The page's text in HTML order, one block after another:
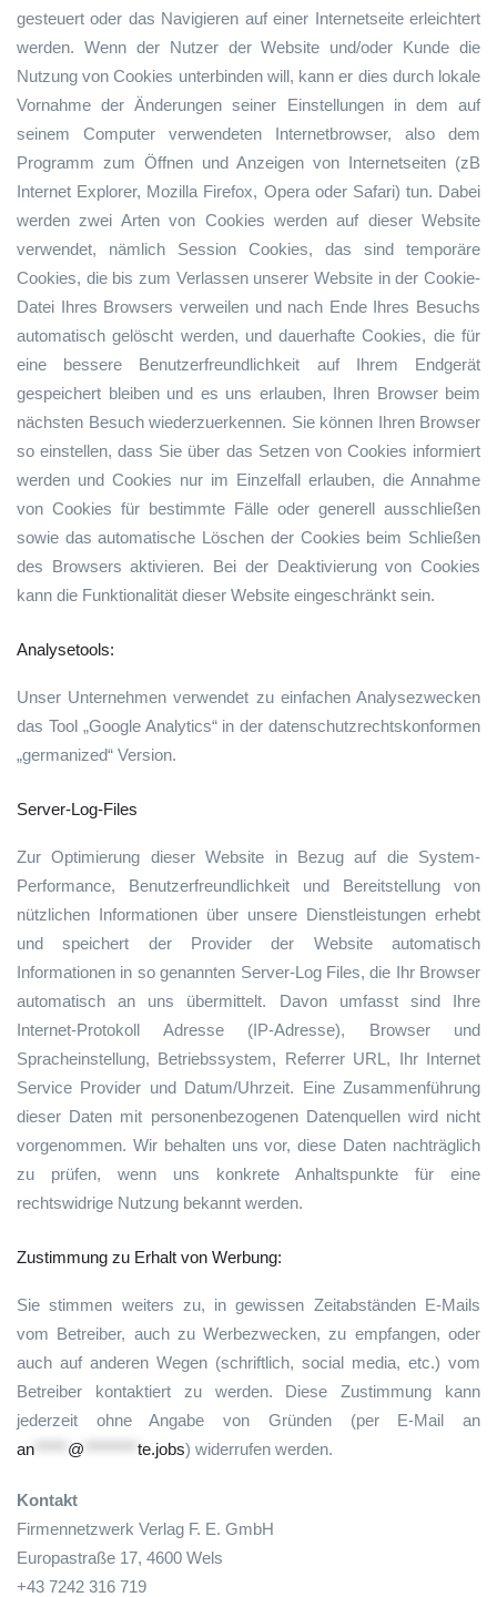
gesteuert oder das Navigieren auf einer Internetseite erleichtert
werden. Wenn der Nutzer der Website und/oder Kunde die
Nutzung von Cookies unterbinden will, kann er dies durch lokale
Vornahme der Änderungen seiner Einstellungen in dem auf
seinem Computer verwendeten Internetbrowser, also dem
Programm zum Öffnen und Anzeigen von Internetseiten (zB
Internet Explorer, Mozilla Firefox, Opera oder Safari) tun. Dabei
werden zwei Arten von Cookies werden auf dieser Website
verwendet, nämlich Session Cookies, das sind temporäre
Cookies, die bis zum Verlassen unserer Website in der Cookie-
Datei Ihres Browsers verweilen und nach Ende Ihres Besuchs
automatisch gelöscht werden, und dauerhafte Cookies, die für
eine bessere Benutzerfreundlichkeit auf Ihrem Endgerät
gespeichert bleiben und es uns erlauben, Ihren Browser beim
nächsten Besuch wiederzuerkennen. Sie können Ihren Browser
so einstellen, dass Sie über das Setzen von Cookies informiert
werden und Cookies nur im Einzelfall erlauben, die Annahme
von Cookies für bestimmte Fälle oder generell ausschließen
sowie das automatische Löschen der Cookies beim Schließen
des Browsers aktivieren. Bei der Deaktivierung von Cookies
kann die Funktionalität dieser Website eingeschränkt sein.
Analysetools:
Unser Unternehmen verwendet zu einfachen Analysezwecken
das Tool „Google Analytics“ in der datenschutzrechtskonformen
„germanized“ Version.
Server-Log-Files
Zur Optimierung dieser Website in Bezug auf die System-
Performance, Benutzerfreundlichkeit und Bereitstellung von
nützlichen Informationen über unsere Dienstleistungen erhebt
und speichert der Provider der Website automatisch
Informationen in so genannten Server-Log Files, die Ihr Browser
automatisch an uns übermittelt. Davon umfasst sind Ihre
Internet-Protokoll Adresse (IP-Adresse), Browser und
Spracheinstellung, Betriebssystem, Referrer URL, Ihr Internet
Service Provider und Datum/Uhrzeit. Eine Zusammenführung
dieser Daten mit personenbezogenen Datenquellen wird nicht
vorgenommen. Wir behalten uns vor, diese Daten nachträglich
zu prüfen, wenn uns konkrete Anhaltspunkte für eine
rechtswidrige Nutzung bekannt werden.
Zustimmung zu Erhalt von Werbung:
Sie stimmen weiters zu, in gewissen Zeitabständen E-Mails
vom Betreiber, auch zu Werbezwecken, zu empfangen, oder
auch auf anderen Wegen (schriftlich, social media, etc.) vom
Betreiber kontaktiert zu werden. Diese Zustimmung kann
jederzeit ohne Angabe von Gründen (per E-Mail an
an
@ te.jobs) widerrufen werden.
Kontakt
Firmennetzwerk Verlag F. E. GmbH
Europastraße 17, 4600 Wels
+43 7242 316 719